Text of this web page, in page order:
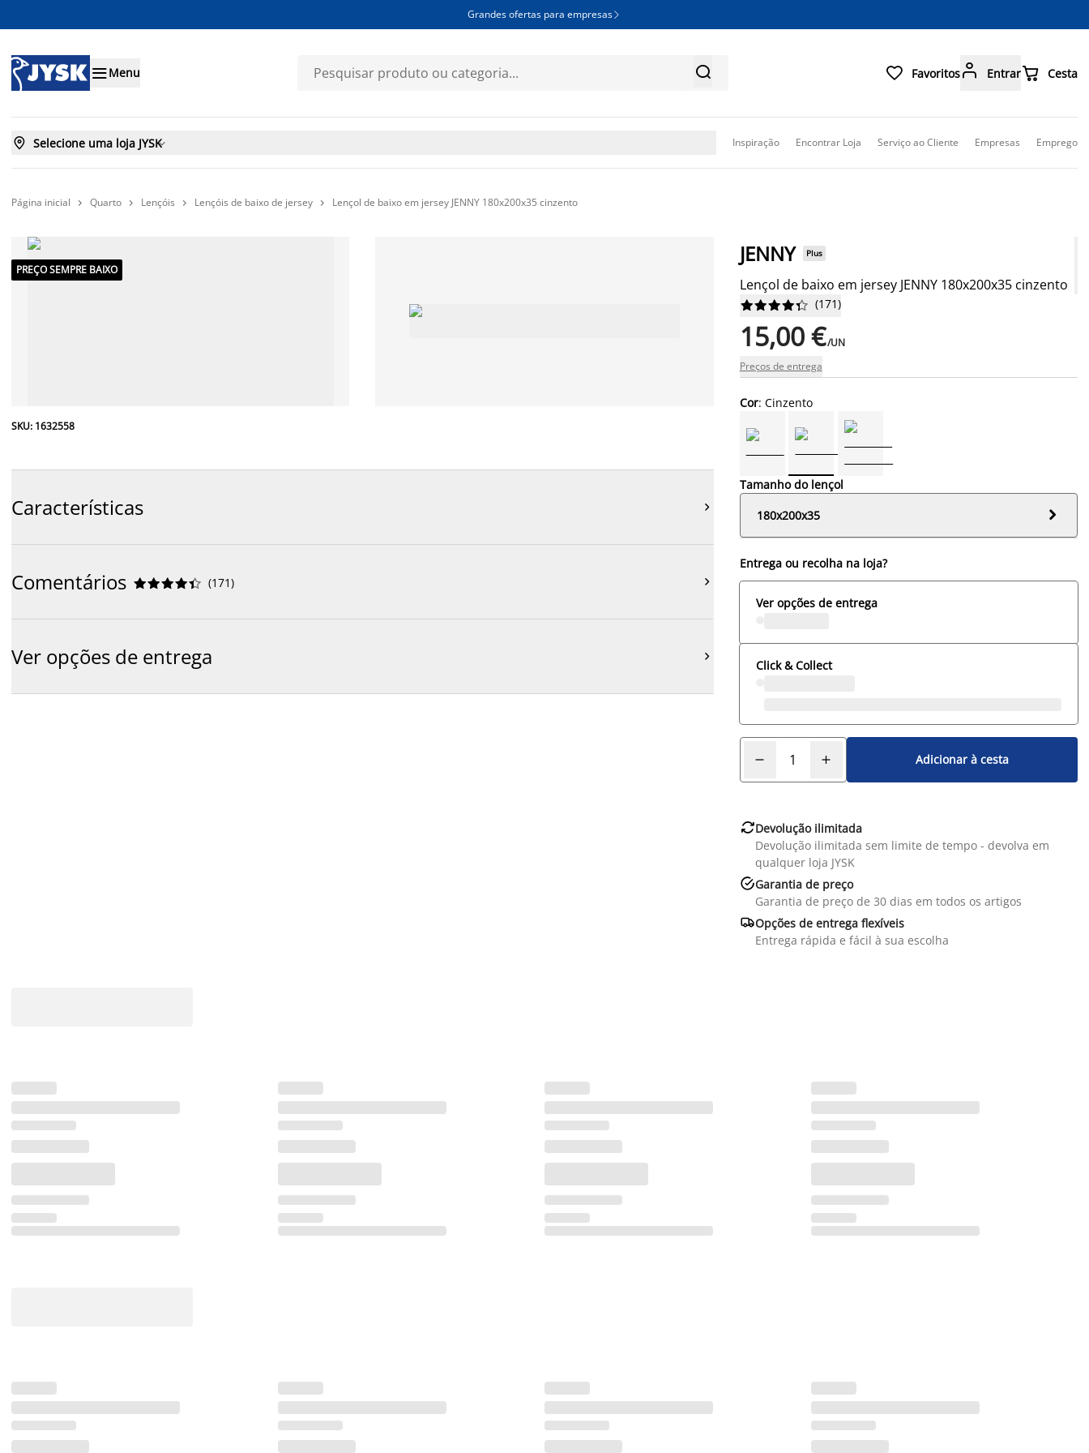
Grandes ofertas para empresas 
Menu   Favoritos Entrar Cesta
 Selecione uma loja JYSK Inspiração Encontrar Loja Serviço ao Cliente Empresas Emprego
Página inicial  Quarto  Lençóis  Lençóis de baixo de jersey  Lençol de baixo em jersey JENNY 180x200x35 cinzento
PREÇO SEMPRE BAIXO
SKU: 1632558
Características 
Comentários 




 (171) 
Ver opções de entrega 
JENNY Plus
Lençol de baixo em jersey JENNY 180x200x35 cinzento





 (171)
15,00 €/UN
Preços de entrega
Cor: Cinzento
Tamanho do lençol
180x200x35

Entrega ou recolha na loja?
Ver opções de entrega
Click & Collect
Adicionar à cesta
Devolução ilimitada
Devolução ilimitada sem limite de tempo - devolva em
qualquer loja JYSK
Garantia de preço
Garantia de preço de 30 dias em todos os artigos
Opções de entrega flexíveis
Entrega rápida e fácil à sua escolha